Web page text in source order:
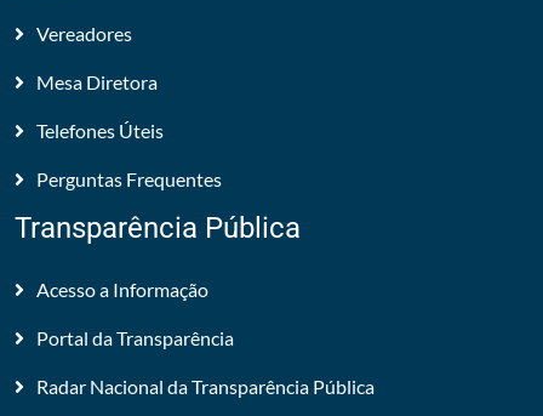
Vereadores
Mesa Diretora
Telefones Úteis
Perguntas Frequentes
Transparência Pública
Acesso a Informação
Portal da Transparência
Radar Nacional da Transparência Pública